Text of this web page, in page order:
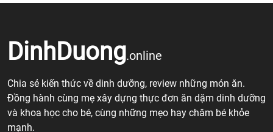
DinhDuong.online
Chia sẻ kiến thức về dinh dưỡng, review những món ăn.
Đồng hành cùng mẹ xây dựng thực đơn ăn dặm dinh dưỡng
và khoa học cho bé, cùng những mẹo hay chăm bé khỏe
mạnh.